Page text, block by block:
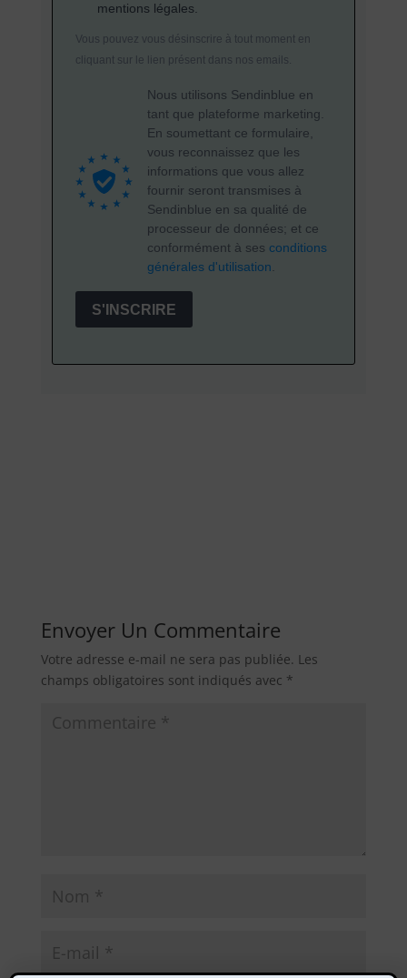
mentions légales.
Vous pouvez vous désinscrire à tout moment en
cliquant sur le lien présent dans nos emails.
Nous utilisons Sendinblue en
tant que plateforme marketing.
En soumettant ce formulaire,
vous reconnaissez que les
informations que vous allez
fournir seront transmises à
Sendinblue en sa qualité de
processeur de données; et ce
conformément à ses conditions
générales d'utilisation.
S'INSCRIRE
Envoyer Un Commentaire
Votre adresse e-mail ne sera pas publiée. Les
champs obligatoires sont indiqués avec *